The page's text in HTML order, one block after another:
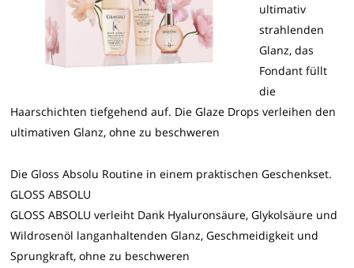
ultimativ
strahlenden
Glanz, das
Fondant füllt
die
Haarschichten tiefgehend auf. Die Glaze Drops verleihen den
ultimativen Glanz, ohne zu beschweren
Die Gloss Absolu Routine in einem praktischen Geschenkset.
GLOSS ABSOLU
GLOSS ABSOLU verleiht Dank Hyaluronsäure, Glykolsäure und
Wildrosenöl langanhaltenden Glanz, Geschmeidigkeit und
Sprungkraft, ohne zu beschweren